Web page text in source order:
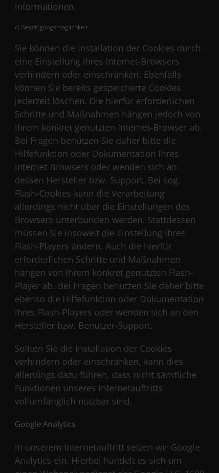
Informationen.
c) Beseitigungsmöglichkeit
Sie können die Installation der Cookies durch
eine Einstellung Ihres Internet-Browsers
verhindern oder einschränken. Ebenfalls
können Sie bereits gespeicherte Cookies
jederzeit löschen. Die hierfür erforderlichen
Schritte und Maßnahmen hängen jedoch von
Ihrem konkret genutzten Internet-Browser ab.
Bei Fragen benutzen Sie daher bitte die
Hilfefunktion oder Dokumentation Ihres
Internet-Browsers oder wenden sich an
dessen Hersteller bzw. Support. Bei sog.
Flash-Cookies kann die Verarbeitung
allerdings nicht über die Einstellungen des
Browsers unterbunden werden. Stattdessen
müssen Sie insoweit die Einstellung Ihres
Flash-Players ändern. Auch die hierfür
erforderlichen Schritte und Maßnahmen
hängen von Ihrem konkret genutzten Flash-
Player ab. Bei Fragen benutzen Sie daher bitte
ebenso die Hilfefunktion oder Dokumentation
Ihres Flash-Players oder wenden sich an den
Hersteller bzw. Benutzer-Support.
Sollten Sie die Installation der Cookies
verhindern oder einschränken, kann dies
allerdings dazu führen, dass nicht sämtliche
Funktionen unseres Internetauftritts
vollumfänglich nutzbar sind.
Google Analytics
In unserem Internetauftritt setzen wir Google
Analytics ein. Hierbei handelt es sich um